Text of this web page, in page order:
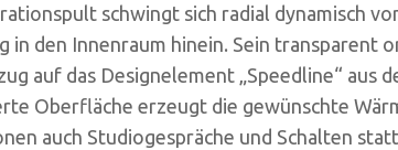
schwingt sich radial dynamisch
in den Innenraum hinein. Sein transparent
auf das Designelement „Speedline“ aus
Oberfläche erzeugt die gewünschte
auch Studiogespräche und Schalten